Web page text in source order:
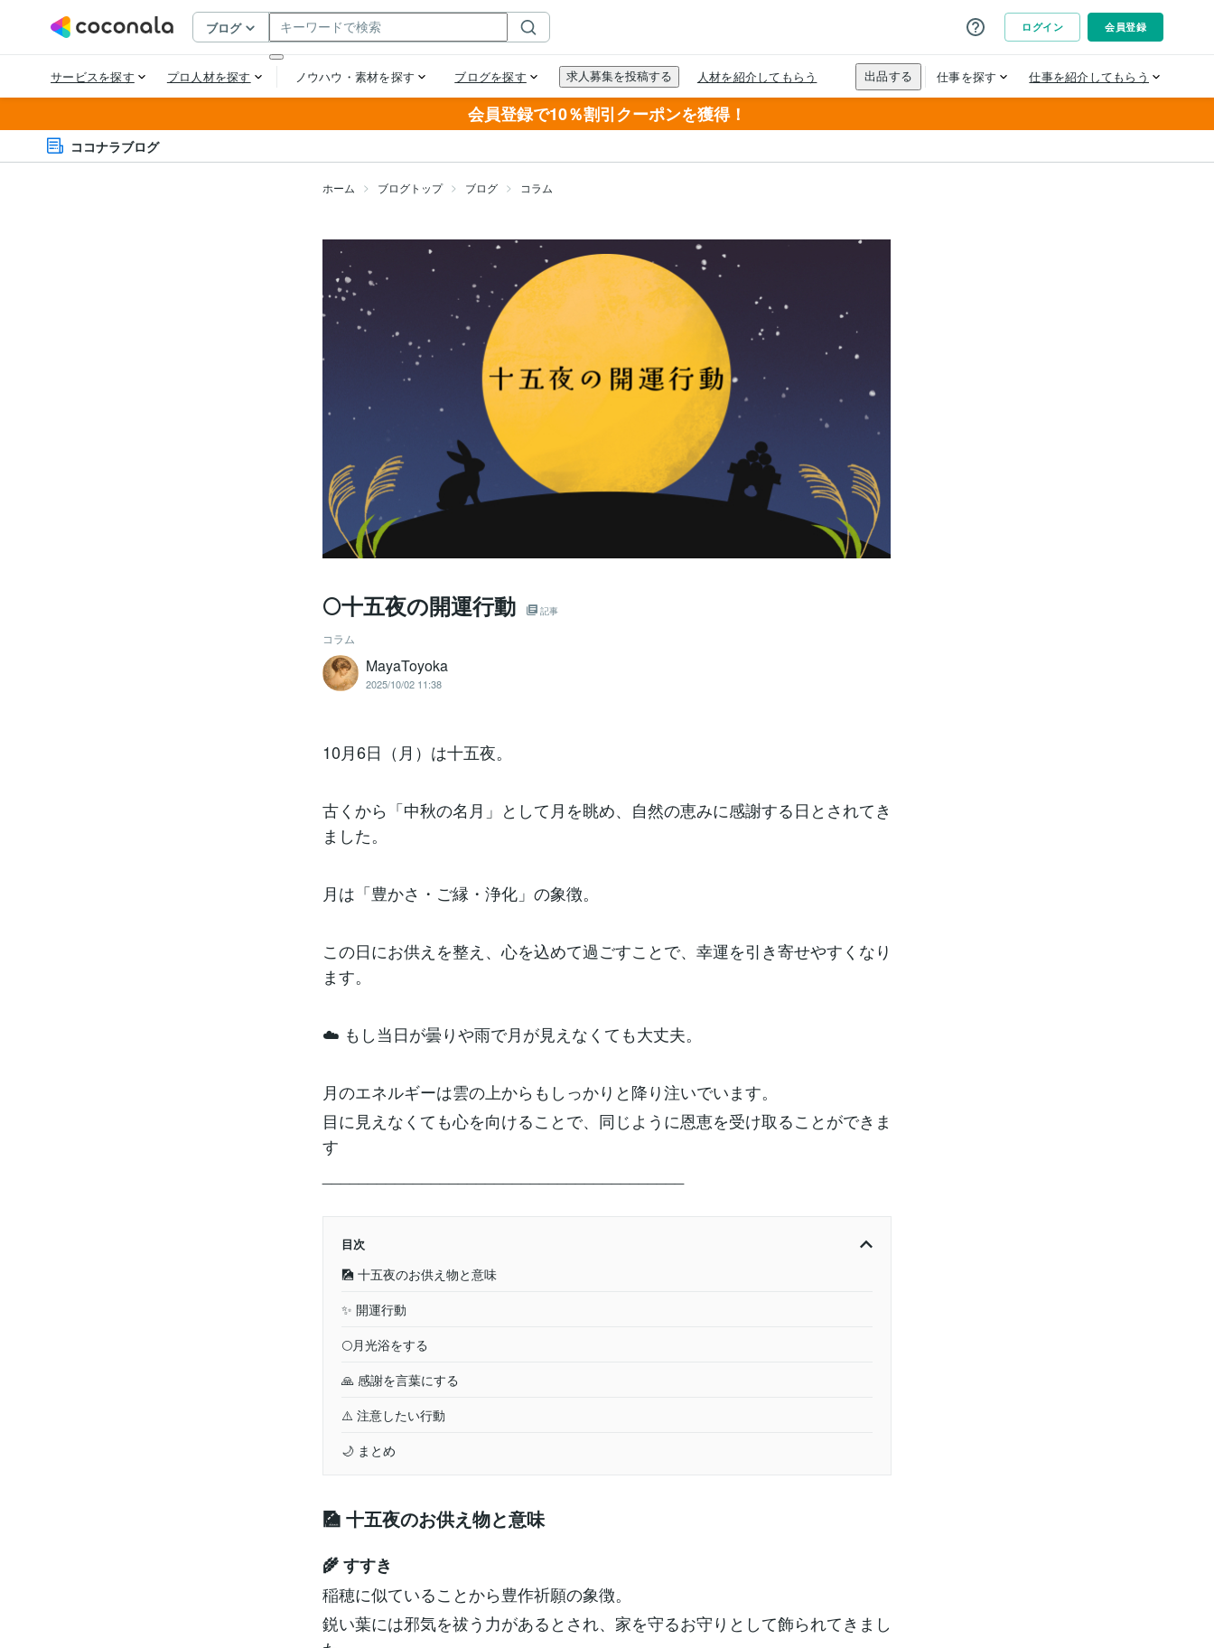
会員登録で10％割引クーポンを獲得！
ココナラブログ
ホーム ブログトップ ブログ コラム
🌕十五夜の開運行動 記事
コラム
MayaToyoka
2025/10/02 11:38
10月6日（月）は十五夜。
古くから「中秋の名月」として月を眺め、自然の恵みに感謝する日とされてき
ました。
月は「豊かさ・ご縁・浄化」の象徴。
この日にお供えを整え、心を込めて過ごすことで、幸運を引き寄せやすくなり
ます。
☁️ もし当日が曇りや雨で月が見えなくても大丈夫。
月のエネルギーは雲の上からもしっかりと降り注いでいます。
目に見えなくても心を向けることで、同じように恩恵を受け取ることができま
す
目次
🎑 十五夜のお供え物と意味
✨ 開運行動
🌕月光浴をする
🙏 感謝を言葉にする
⚠️ 注意したい行動
🌙 まとめ
🎑 十五夜のお供え物と意味
🌾 すすき
稲穂に似ていることから豊作祈願の象徴。
鋭い葉には邪気を祓う力があるとされ、家を守るお守りとして飾られてきまし